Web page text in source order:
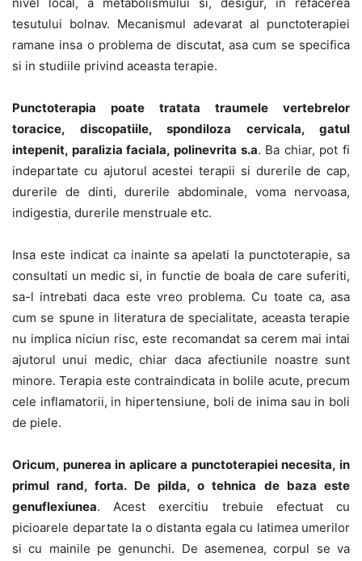
tesutului bolnav. Mecanismul adevarat al punctoterapiei
ramane insa o problema de discutat, asa cum se specifica
si in studiile privind aceasta terapie.
Punctoterapia poate tratata traumele vertebrelor
toracice, discopatiile, spondiloza cervicala, gatul
intepenit, paralizia faciala, polinevrita s.a. Ba chiar, pot fi
indepartate cu ajutorul acestei terapii si durerile de cap,
durerile de dinti, durerile abdominale, voma nervoasa,
indigestia, durerile menstruale etc.
Insa este indicat ca inainte sa apelati la punctoterapie, sa
consultati un medic si, in functie de boala de care suferiti,
sa-l intrebati daca este vreo problema. Cu toate ca, asa
cum se spune in literatura de specialitate, aceasta terapie
nu implica niciun risc, este recomandat sa cerem mai intai
ajutorul unui medic, chiar daca afectiunile noastre sunt
minore. Terapia este contraindicata in bolile acute, precum
cele inflamatorii, in hipertensiune, boli de inima sau in boli
de piele.
Oricum, punerea in aplicare a punctoterapiei necesita, in
primul rand, forta. De pilda, o tehnica de baza este
genuflexiunea. Acest exercitiu trebuie efectuat cu
picioarele departate la o distanta egala cu latimea umerilor
si cu mainile pe genunchi. De asemenea, corpul se va